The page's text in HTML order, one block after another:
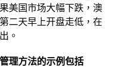
美国市场大幅下跌，澳
二天早上开盘走低，在
。
理方法的示例包括